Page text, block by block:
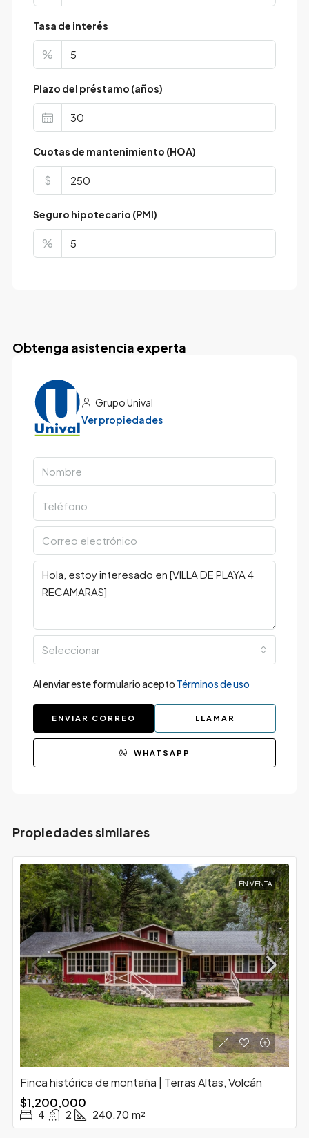
Tasa de interés
%
Plazo del préstamo (años)
Cuotas de mantenimiento (HOA)
$
Seguro hipotecario (PMI)
%
Obtenga asistencia experta
Grupo Unival
Ver propiedades
Seleccionar
Al enviar este formulario acepto Términos de uso
ENVIAR CORREO LLAMAR
WHATSAPP
Propiedades similares
EN VENTA
Finca histórica de montaña | Terras Altas, Volcán
$1,200,000
4 2 240.70 m²